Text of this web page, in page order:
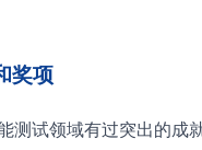
奖项
测试领域有过突出的成